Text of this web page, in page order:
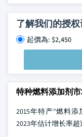
了解我们的授
起價為: $2,450
特种燃料添加剂
2015年特产"燃料添
2023年估计增长率超